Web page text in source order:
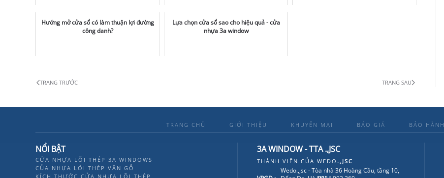
Hướng mở cửa sổ có làm thuận lợi đường
công danh?
Lựa chọn cửa sổ sao cho hiệu quả - cửa
nhựa 3a window
TRANG TRƯỚC TRANG SAU
TRANG CHỦ GIỚI THIỆU KHUYẾN MẠI BÁO GIÁ BẢO HÀNH
NỔI BẬT
CỬA NHỰA LÕI THÉP 3A WINDOWS
CỦA NHỰA LÕI THÉP VÂN GỖ
KÍCH THƯỚC CỬA NHỰA LÕI THÉP
3A WINDOW - TTA .,JSC
THÀNH VIÊN CỦAWEDO .,JSC
Wedo.,jsc - Tòa nhà 36 Hoàng Cầu, tầng 10,